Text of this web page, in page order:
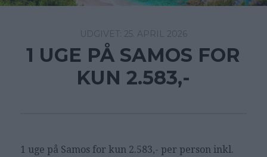
25. APRIL 2026
1 UGE PÅ SAMOS FOR
KUN 2.583,-
1 uge på Samos for kun 2.583,- per person inkl.